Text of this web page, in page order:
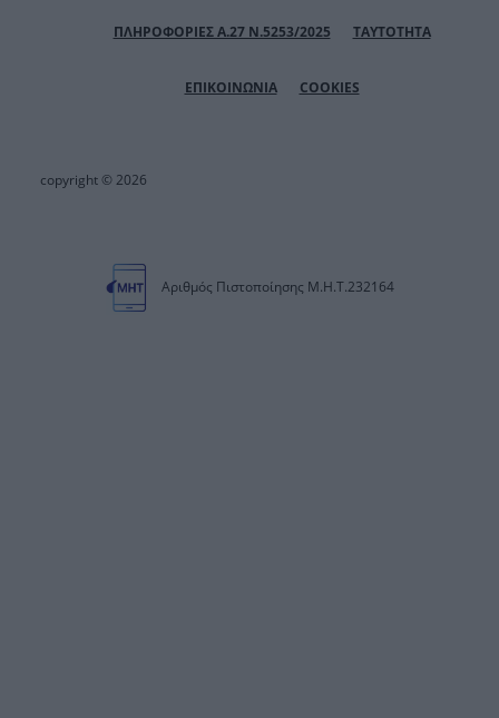
ΠΛΗΡΟΦΟΡΙΕΣ Α.27 Ν.5253/2025 ΤΑΥΤΟΤΗΤΑ
ΕΠΙΚΟΙΝΩΝΙΑ COOKIES
copyright © 2026
Αριθμός Πιστοποίησης Μ.Η.Τ.232164